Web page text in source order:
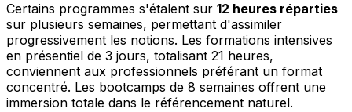
Certains programmes s'étalent sur 12 heures réparties
sur plusieurs semaines, permettant d'assimiler
progressivement les notions. Les formations intensives
en présentiel de 3 jours, totalisant 21 heures,
conviennent aux professionnels préférant un format
concentré. Les bootcamps de 8 semaines offrent une
immersion totale dans le référencement naturel.